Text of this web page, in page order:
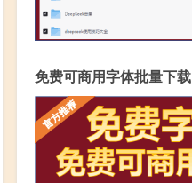
免费可商用字体批量下载